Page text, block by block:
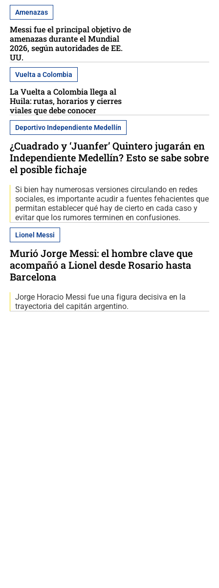
Amenazas
Messi fue el principal objetivo de
amenazas durante el Mundial
2026, según autoridades de EE.
UU.
Vuelta a Colombia
La Vuelta a Colombia llega al
Huila: rutas, horarios y cierres
viales que debe conocer
Deportivo Independiente Medellín
¿Cuadrado y ‘Juanfer’ Quintero jugarán en
Independiente Medellín? Esto se sabe sobre
el posible fichaje
Si bien hay numerosas versiones circulando en redes
sociales, es importante acudir a fuentes fehacientes que
permitan establecer qué hay de cierto en cada caso y
evitar que los rumores terminen en confusiones.
Lionel Messi
Murió Jorge Messi: el hombre clave que
acompañó a Lionel desde Rosario hasta
Barcelona
Jorge Horacio Messi fue una figura decisiva en la
trayectoria del capitán argentino.